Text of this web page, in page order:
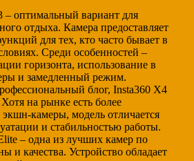
– оптимальный вариант для
отдыха. Камера предоставляет
для тех, кто часто бывает в
Среди особенностей –
горизонта, использование в
и замедленный режим.
блог, Insta360 Х4
на рынке есть более
камеры, модель отличается
и стабильностью работы.
– одна из лучших камер по
и качества. Устройство обладает